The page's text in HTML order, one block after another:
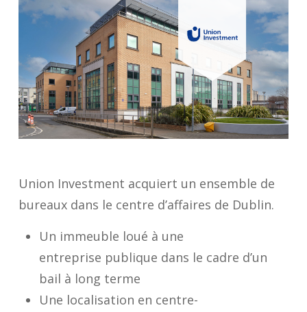
Union Investment acquiert un ensemble de
bureaux dans le centre d’affaires de Dublin.
Un immeuble loué à une
entreprise publique dans le cadre d’un
bail à long terme
Une localisation en centre-